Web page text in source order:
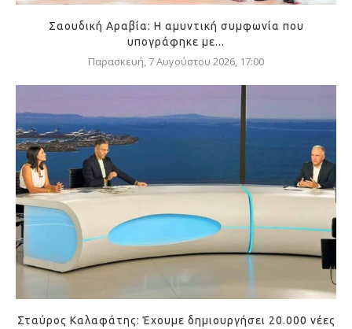
Σαουδική Αραβία: Η αμυντική συμφωνία που
υπογράφηκε με...
Παρασκευή, 7 Αυγούστου 2026, 17:00
Σταύρος Καλαφάτης: Έχουμε δημιουργήσει 20.000 νέες